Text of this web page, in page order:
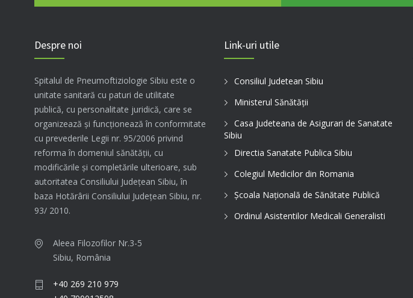
Despre noi
Spitalul de Pneumoftiziologie Sibiu este o
unitate sanitară cu paturi de utilitate
publică, cu personalitate juridică, care se
organizează şi funcţionează în conformitate
cu prevederile Legii nr. 95/2006 privind
reforma în domeniul sănătăţii, cu
modificările şi completările ulterioare, sub
autoritatea Consiliului Judeţean Sibiu, în
baza Hotărârii Consiliului Judeţean Sibiu, nr.
93/ 2010.
Aleea Filozofilor Nr.3-5
Sibiu, România
+40 269 210 979
Link-uri utile
Consiliul Judetean Sibiu
Ministerul Sănătății
Casa Judeteana de Asigurari de Sanatate
Sibiu
Directia Sanatate Publica Sibiu
Colegiul Medicilor din Romania
Şcoala Naţională de Sănătate Publică
Ordinul Asistentilor Medicali Generalisti